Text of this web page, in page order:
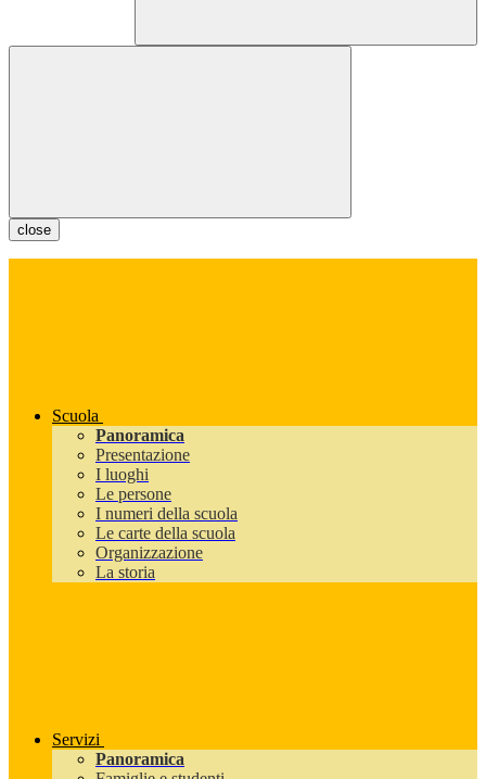
close
Scuola
Panoramica
Presentazione
I luoghi
Le persone
I numeri della scuola
Le carte della scuola
Organizzazione
La storia
Servizi
Panoramica